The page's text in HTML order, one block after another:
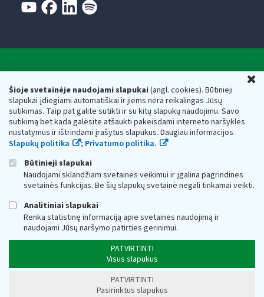
Šioje svetainėje naudojami slapukai(angl. cookies). Būtinieji
slapukai įdiegiami automatiškai ir jiems nėra reikalingas Jūsų
sutikimas. Taip pat galite sutikti ir su kitų slapukų naudojimu. Savo
sutikimą bet kada galėsite atšaukti pakeisdami interneto naršyklės
nustatymus ir ištrindami įrašytus slapukus. Daugiau informacijos
Slapukų politika
; Privatumo politika.
Būtinieji slapukai
Naudojami sklandžiam svetainės veikimui ir įgalina pagrindines
svetainės funkcijas. Be šių slapukų svetainė negali tinkamai veikti.
Analitiniai slapukai
Renka statistinę informaciją apie svetainės naudojimą ir
naudojami Jūsų naršymo patirties gerinimui.
PATVIRTINTI
Visus slapukus
PATVIRTINTI
Pasirinktus slapukus
Respublikos finansų ministerijos
Biudžetinė įstaiga. Juridinio asmens kodas — 188659752,
adresas: Vasario 16-osios g. 14, 01107 Vilnius, Lietuva, el.paštas:
vmi@vmi.lt, E. pristatymo dėžutės adresas 188659752
Duomenys apie Valstybinę mokesčių inspekciją prie Lietuvos
Respublikos finansų ministerijos kaupiami ir saugomi Juridinių